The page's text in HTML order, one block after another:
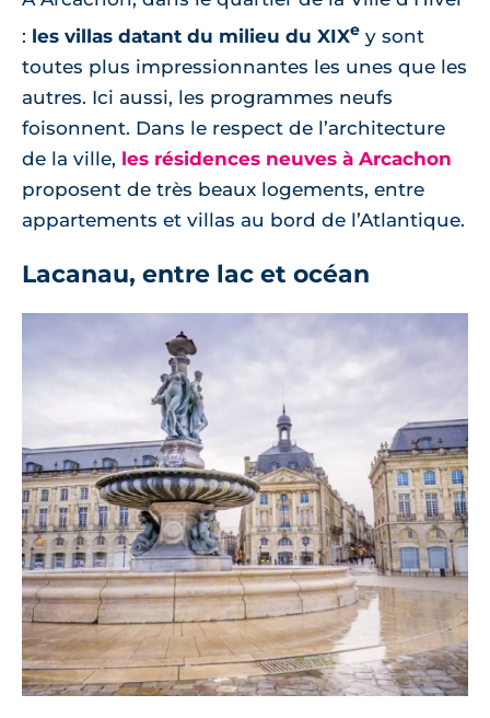
: les villas datant du milieu du XIXe y sont
toutes plus impressionnantes les unes que les
autres. Ici aussi, les programmes neufs
foisonnent. Dans le respect de l’architecture
de la ville, les résidences neuves à Arcachon
proposent de très beaux logements, entre
appartements et villas au bord de l’Atlantique.
Lacanau, entre lac et océan